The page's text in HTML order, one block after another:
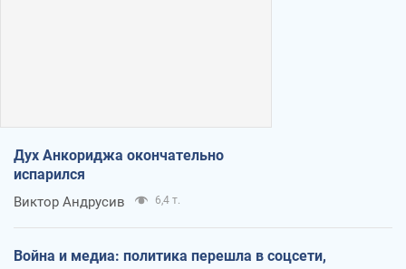
Дух Анкориджа окончательно
испарился
Виктор Андрусив 6,4 т.
Война и медиа: политика перешла в соцсети,